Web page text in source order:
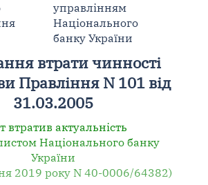
управлінням
Національного
банку України
втрати чинності
Правління N 101 від
31.03.2005
втратив актуальність
Національного банку
України
2019 року N 40-0006/64382)